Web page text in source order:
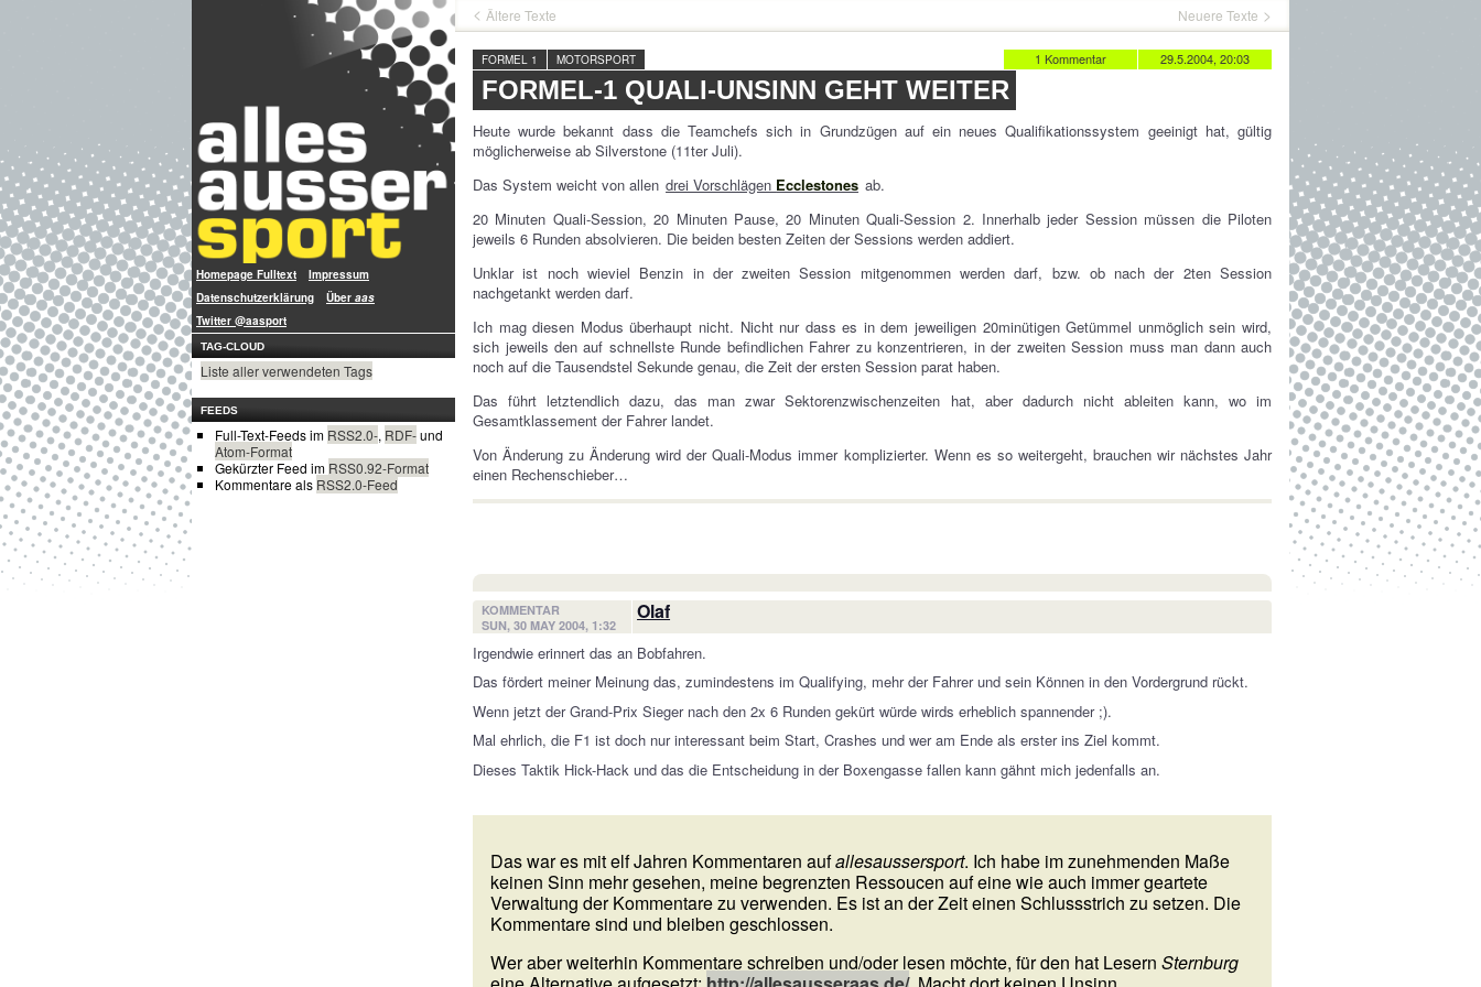
Homepage Fulltext
Impressum
Datenschutzerklärung
Über aas
Twitter @aasport
TAG-CLOUD
Liste aller verwendeten Tags
FEEDS
Full-Text-Feeds im RSS2.0-, RDF-und
Atom-Format
Gekürzter Feed im RSS0.92-Format
Kommentare als RSS2.0-Feed
Ältere Texte Neuere Texte
29.5.2004, 20:03
1 Kommentar
FORMEL 1 MOTORSPORT
FORMEL-1 QUALI-UNSINN GEHT WEITER
Heute wurde bekannt dass die Teamchefs sich in Grundzügen auf ein neues Qualifikationssystem geeinigt hat, gültig
möglicherweise ab Silverstone (11ter Juli).
Das System weicht von allen drei Vorschlägen Ecclestones ab.
20 Minuten Quali-Session, 20 Minuten Pause, 20 Minuten Quali-Session 2. Innerhalb jeder Session müssen die Piloten
jeweils 6 Runden absolvieren. Die beiden besten Zeiten der Sessions werden addiert.
Unklar ist noch wieviel Benzin in der zweiten Session mitgenommen werden darf, bzw. ob nach der 2ten Session
nachgetankt werden darf.
Ich mag diesen Modus überhaupt nicht. Nicht nur dass es in dem jeweiligen 20minütigen Getümmel unmöglich sein wird,
sich jeweils den auf schnellste Runde befindlichen Fahrer zu konzentrieren, in der zweiten Session muss man dann auch
noch auf die Tausendstel Sekunde genau, die Zeit der ersten Session parat haben.
Das führt letztendlich dazu, das man zwar Sektorenzwischenzeiten hat, aber dadurch nicht ableiten kann, wo im
Gesamtklassement der Fahrer landet.
Von Änderung zu Änderung wird der Quali-Modus immer komplizierter. Wenn es so weitergeht, brauchen wir nächstes Jahr
einen Rechenschieber…
KOMMENTAR
SUN, 30 MAY 2004, 1:32
Olaf
Irgendwie erinnert das an Bobfahren.
Das fördert meiner Meinung das, zumindestens im Qualifying, mehr der Fahrer und sein Können in den Vordergrund rückt.
Wenn jetzt der Grand-Prix Sieger nach den 2x 6 Runden gekürt würde wirds erheblich spannender ;).
Mal ehrlich, die F1 ist doch nur interessant beim Start, Crashes und wer am Ende als erster ins Ziel kommt.
Dieses Taktik Hick-Hack und das die Entscheidung in der Boxengasse fallen kann gähnt mich jedenfalls an.
Das war es mit elf Jahren Kommentaren aufallesaussersport. Ich habe im zunehmenden Maße
keinen Sinn mehr gesehen, meine begrenzten Ressoucen auf eine wie auch immer geartete
Verwaltung der Kommentare zu verwenden. Es ist an der Zeit einen Schlussstrich zu setzen. Die
Kommentare sind und bleiben geschlossen.
Wer aber weiterhin Kommentare schreiben und/oder lesen möchte, für den hat LesernSternburg